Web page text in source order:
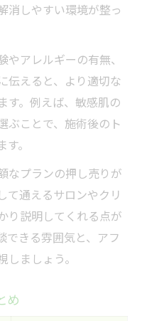
消しやすい環境が整っ
アレルギーの有無、
伝えると、より適切な
す。例えば、敏感肌の
ぶことで、施術後のト
。
なプランの押し売りが
て通えるサロンやクリ
り説明してくれる点が
できる雰囲気と、アフ
ましょう。
め